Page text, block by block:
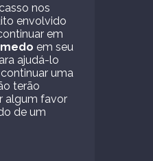
nos
envolvido
em
em seu
ajudá-lo
uma
terão
algum favor
de um